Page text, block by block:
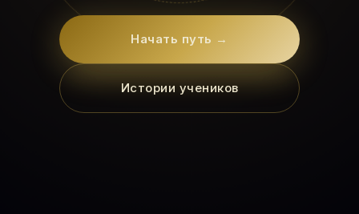
Начать путь →
Истории учеников